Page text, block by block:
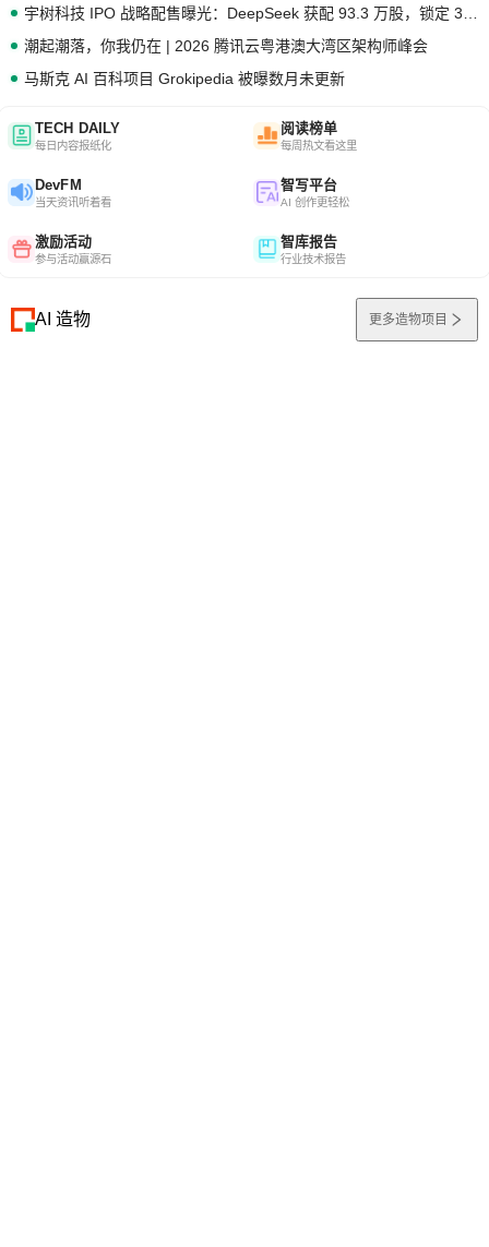
潮起潮落，你我仍在 | 2026 腾讯云粤港澳大湾区架构师峰会
马斯克 AI 百科项目 Grokipedia 被曝数月未更新
TECH DAILY
每日内容报纸化
阅读榜单
每周热文看这里
DevFM
当天资讯听着看
智写平台
AI 创作更轻松
激励活动
参与活动赢源石
智库报告
行业技术报告
AI 造物 更多造物项目